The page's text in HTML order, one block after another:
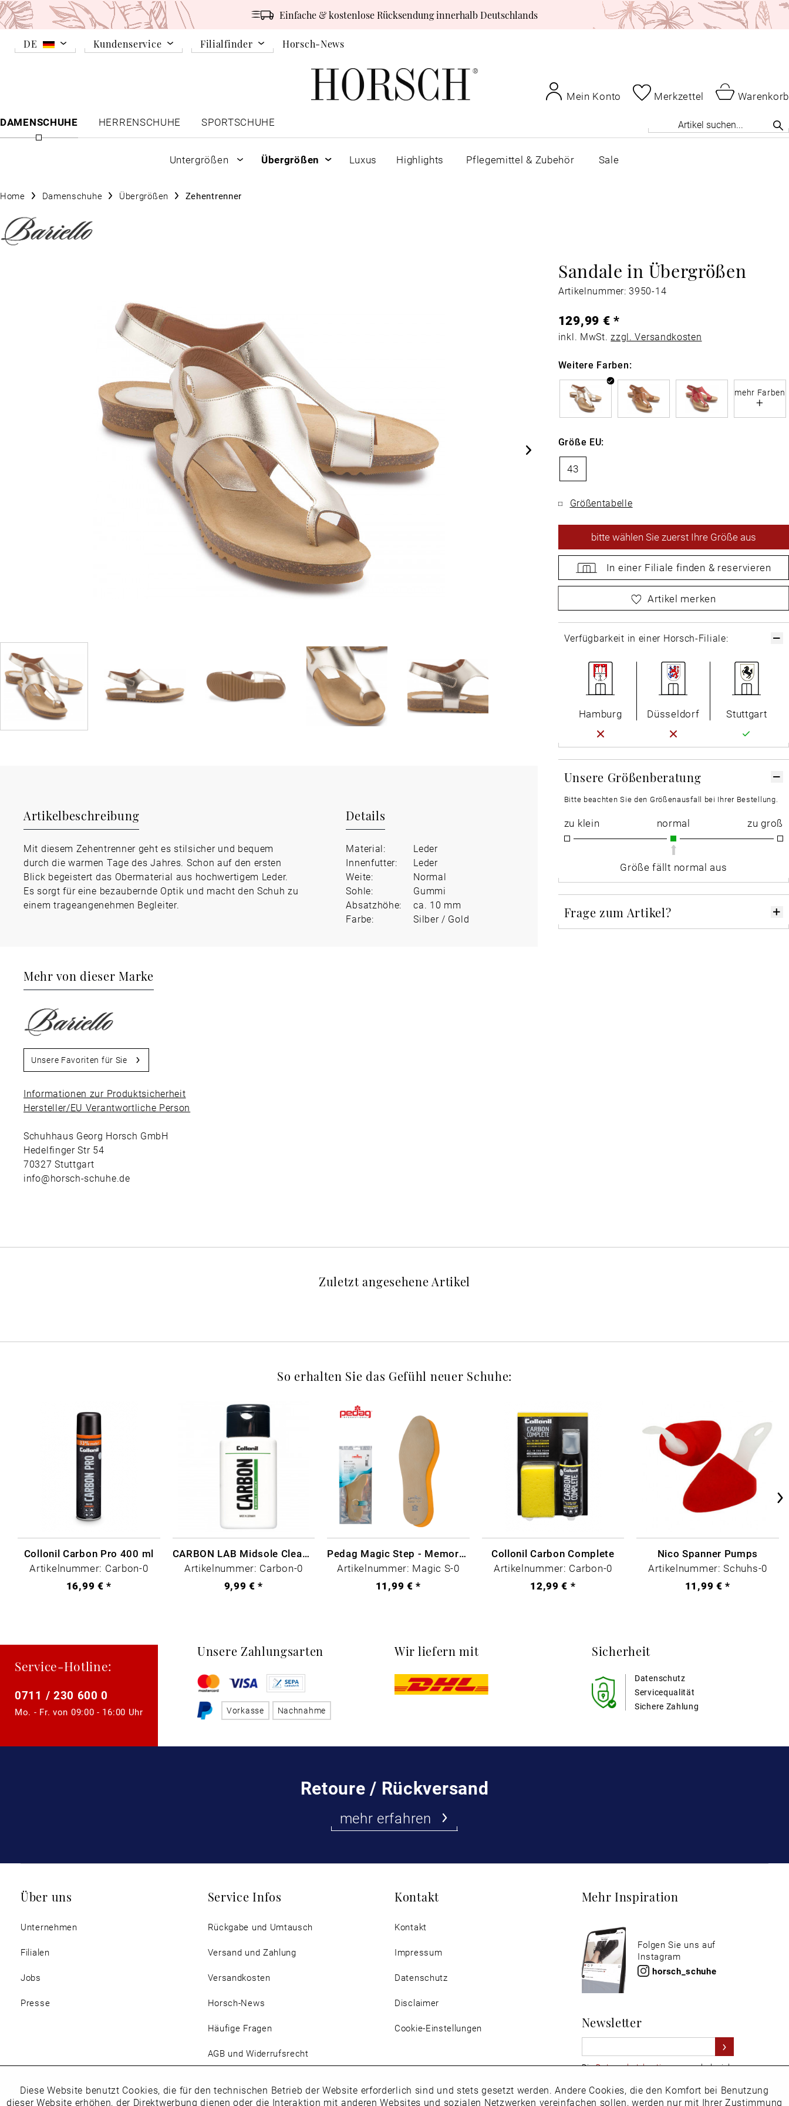
Einfache & kostenlose Rücksendung innerhalb Deutschlands
DE Kundenservice Filialfinder Horsch-News
Mein Konto Merkzettel
Warenkorb
DAMENSCHUHE
HERRENSCHUHE SPORTSCHUHE
Untergrößen Übergrößen Luxus Highlights Pflegemittel & Zubehör Sale
Home Damenschuhe Übergrößen Zehentrenner
Sandale in Übergrößen
Artikelnummer: 3950-14
Artikelbeschreibung
Mit diesem Zehentrenner geht es stilsicher und bequem
durch die warmen Tage des Jahres. Schon auf den ersten
Blick begeistert das Obermaterial aus hochwertigem Leder.
Es sorgt für eine bezaubernde Optik und macht den Schuh zu
einem trageangenehmen Begleiter.
Details
Material:
Leder
Innenfutter:
Leder
Weite:
Normal
Sohle:
Gummi
Absatzhöhe:
ca. 10 mm
Farbe:
Silber / Gold
Mehr von dieser Marke
Unsere Favoriten für Sie
Informationen zur Produktsicherheit
Hersteller/EU Verantwortliche Person
Schuhhaus Georg Horsch GmbH
Hedelfinger Str 54
70327 Stuttgart
info@horsch-schuhe.de
129,99 € *
inkl. MwSt.zzgl. Versandkosten
Weitere Farben:
mehr Farben
+
Größe EU:
43
Größentabelle
bittewählen Sie zuerst Ihre Größe aus
In einer Filiale finden & reservieren
wählen Sie zuerst Ihre Größe aus
Artikel merken
Verfügbarkeit in einer Horsch-Filiale:
Hamburg Düsseldorf Stuttgart
Unsere Größenberatung
Bitte beachten Sie den Größenausfall bei Ihrer Bestellung.
zu klein normal zu groß
Größe fällt normal aus
Frage zum Artikel?
Zuletzt angesehene Artikel
So erhalten Sie das Gefühl neuer Schuhe:
Collonil Carbon Pro 400 ml
Artikelnummer: Carbon-0
16,99 € *
CARBON LAB Midsole Cleaner
Artikelnummer: Carbon-0
9,99 € *
Pedag Magic Step - Memory Schaum
Artikelnummer: Magic S-0
11,99 € *
Collonil Carbon Complete
Artikelnummer: Carbon-0
12,99 € *
Nico Spanner Pumps
Artikelnummer: Schuhs-0
11,99 € *
Retoure / Rückversand
mehr erfahren
Service-Hotline:
0711 / 230 600 0
Mo. - Fr. von 09:00 - 16:00 Uhr
Unsere Zahlungsarten
Vorkasse Nachnahme
Wir liefern mit Sicherheit
Datenschutz
Sichere Zahlung
Servicequalität
Über uns
Unternehmen
Filialen
Jobs
Presse
Service Infos
Rückgabe und Umtausch
Versand und Zahlung
Versandkosten
Horsch-News
Häufige Fragen
AGB und Widerrufsrecht
Kontakt
Kontakt
Impressum
Datenschutz
Disclaimer
Cookie-Einstellungen
Mehr Inspiration
Folgen Sie uns auf
Instagram
horsch_schuhe
Newsletter
DieDatenschutzbestimmungenhabe ich
Hiervom Newsletter abmelden.
Funktionale Aktiv
Diese Website benutzt Cookies, die für den technischen Betrieb der Website erforderlich sind und stets gesetzt werden. Andere Cookies, die den Komfort bei Benutzung
dieser Website erhöhen, der Direktwerbung dienen oder die Interaktion mit anderen Websites und sozialen Netzwerken vereinfachen sollen, werden nur mit Ihrer Zustimmung